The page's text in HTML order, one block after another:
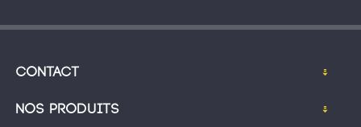
Contact
Nos produits